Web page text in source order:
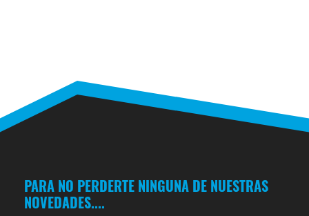
PARA NO PERDERTE NINGUNA DE NUESTRAS
NOVEDADES....